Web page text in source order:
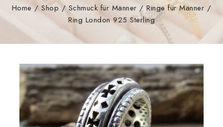
Home / Shop / Schmuck für Männer / Ringe für Männer /
Ring London 925 Sterling